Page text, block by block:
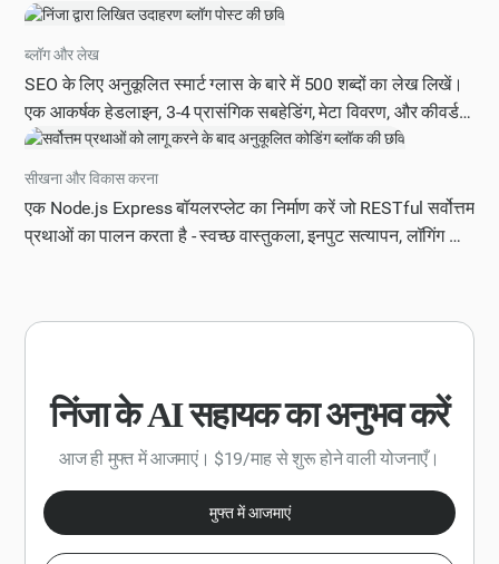
व्यवस्थित करें। टारगेट ऑडियंस मोबाइल फ़ोटोग्राफ़र और कॉन्टेंट
क्रिएटर होते हैं।
ब्लॉग और लेख
SEO के लिए अनुकूलित स्मार्ट ग्लास के बारे में 500 शब्दों का लेख लिखें।
एक आकर्षक हेडलाइन, 3-4 प्रासंगिक सबहेडिंग, मेटा विवरण, और कीवर्ड
“सर्वश्रेष्ठ स्मार्ट ग्लास” का रणनीतिक प्लेसमेंट शामिल करें। स्वाभाविक
पठनीयता बनाए रखते हुए कार्रवाई योग्य मूल्य प्रदान करने पर ध्यान दें।
सीखना और विकास करना
एक Node.js Express बॉयलरप्लेट का निर्माण करें जो RESTful सर्वोत्तम
प्रथाओं का पालन करता है - स्वच्छ वास्तुकला, इनपुट सत्यापन, लॉगिंग और
निंजा के AI सहायक का अनुभव करें
आज ही मुफ्त में आजमाएं। $19/माह से शुरू होने वाली योजनाएँ।
मुफ्त में आजमाएं